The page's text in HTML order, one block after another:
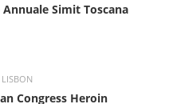
Simit Toscana
Congress Heroin